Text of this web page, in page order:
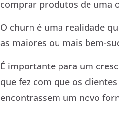
comprar produtos de uma
O churn é uma realidade
as maiores ou mais bem-
É importante para um
que fez com que os
encontrassem um novo